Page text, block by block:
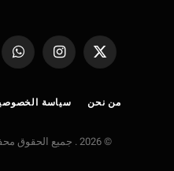
X
الانستغرام
من نحن سياسة
© 2026 . جميع الحقوق محفوظة بواسطة